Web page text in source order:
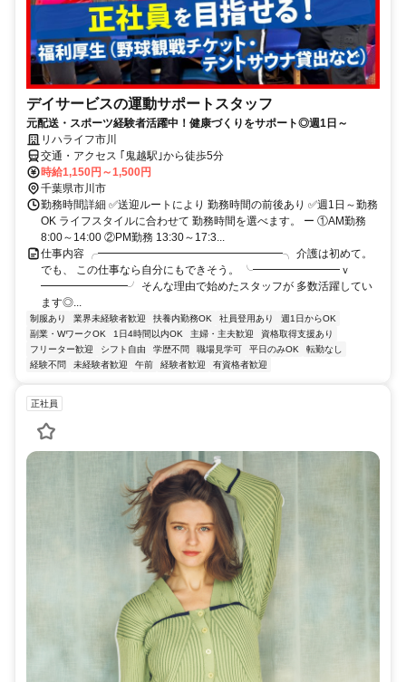
デイサービスの運動サポートスタッフ
元配送・スポーツ経験者活躍中！健康づくりをサポート◎週1日～
リハライフ市川
交通・アクセス ｢鬼越駅｣から徒歩5分
時給1,150円～1,500円
千葉県市川市
勤務時間詳細 ✅送迎ルートにより 勤務時間の前後あり ✅週1日～勤務
OK ライフスタイルに合わせて 勤務時間を選べます。 ー ①AM勤務
8:00～14:00 ②PM勤務 13:30～17:3...
仕事内容 ╭━━━━━━━━━━━━━━━━━╮ 介護は初めて。
でも、 この仕事なら自分にもできそう。 ╰━━━━━━━━ｖ
━━━━━━━━╯ そんな理由で始めたスタッフが 多数活躍してい
ます◎...
制服あり 業界未経験者歓迎 扶養内勤務OK 社員登用あり
週1日からOK
副業・WワークOK
1日4時間以内OK 主婦・主夫歓迎
資格取得支援あり
フリーター歓迎
シフト自由 学歴不問 職場見学可 平日のみOK
転勤なし
経験不問
未経験者歓迎 午前 経験者歓迎 有資格者歓迎
正社員